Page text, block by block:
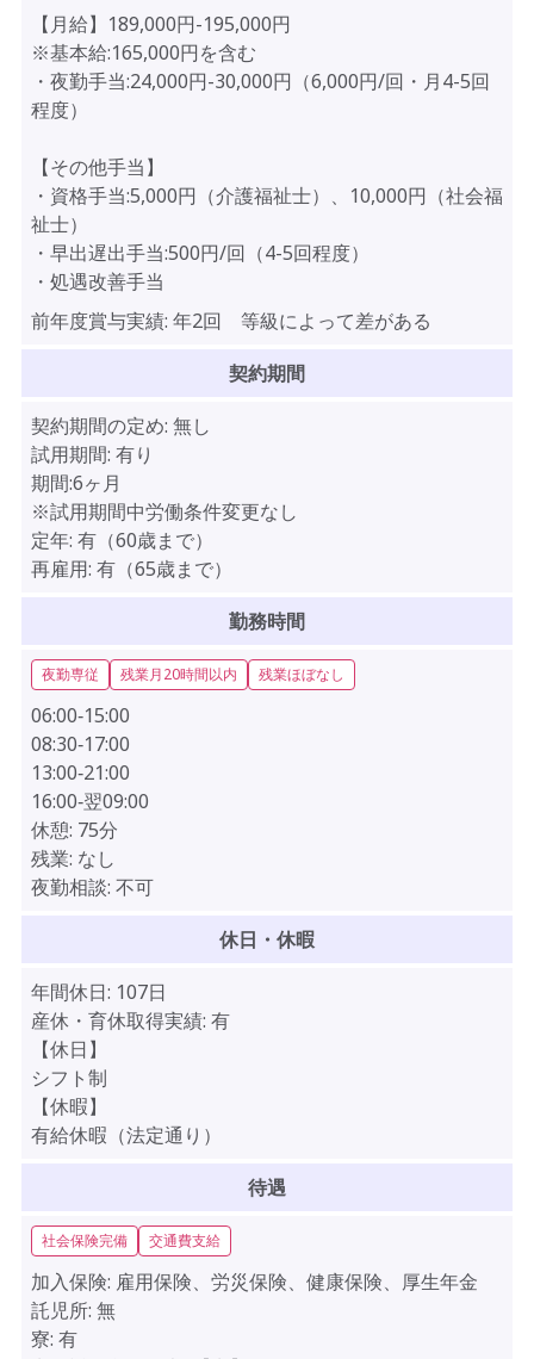
【月給】189,000円-195,000円
※基本給:165,000円を含む
・夜勤手当:24,000円-30,000円（6,000円/回・月4-5回
程度）
【その他手当】
・資格手当:5,000円（介護福祉士）、10,000円（社会福
祉士）
・早出遅出手当:500円/回（4-5回程度）
・処遇改善手当
前年度賞与実績: 年2回 等級によって差がある
契約期間
契約期間の定め: 無し
試用期間: 有り
期間:6ヶ月
※試用期間中労働条件変更なし
定年: 有（60歳まで）
再雇用: 有（65歳まで）
勤務時間
夜勤専従 残業月20時間以内 残業ほぼなし
06:00‐15:00
08:30‐17:00
13:00‐21:00
16:00‐翌09:00
休憩: 75分
残業: なし
夜勤相談: 不可
休日・休暇
年間休日: 107日
産休・育休取得実績: 有
【休日】
シフト制
【休暇】
有給休暇（法定通り）
待遇
社会保険完備 交通費支給
加入保険: 雇用保険、労災保険、健康保険、厚生年金
託児所: 無
寮: 有